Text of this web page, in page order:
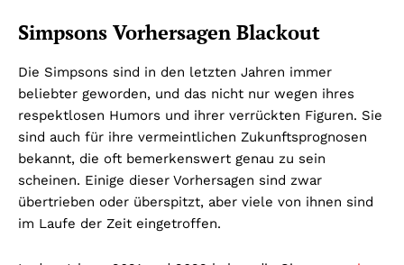
Simpsons Vorhersagen Blackout
Die Simpsons sind in den letzten Jahren immer
beliebter geworden, und das nicht nur wegen ihres
respektlosen Humors und ihrer verrückten Figuren. Sie
sind auch für ihre vermeintlichen Zukunftsprognosen
bekannt, die oft bemerkenswert genau zu sein
scheinen. Einige dieser Vorhersagen sind zwar
übertrieben oder überspitzt, aber viele von ihnen sind
im Laufe der Zeit eingetroffen.